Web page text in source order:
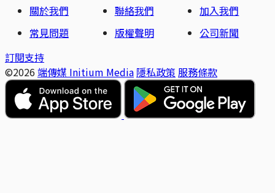
關於我們
聯絡我們
加入我們
常見問題
版權聲明
公司新聞
訂閱支持
©2026 端傳媒 Initium Media 隱私政策 服務條款